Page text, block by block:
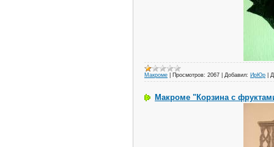
Макроме Просмотров: 2067 Добавил: ИрЮр
Макроме "Корзина с